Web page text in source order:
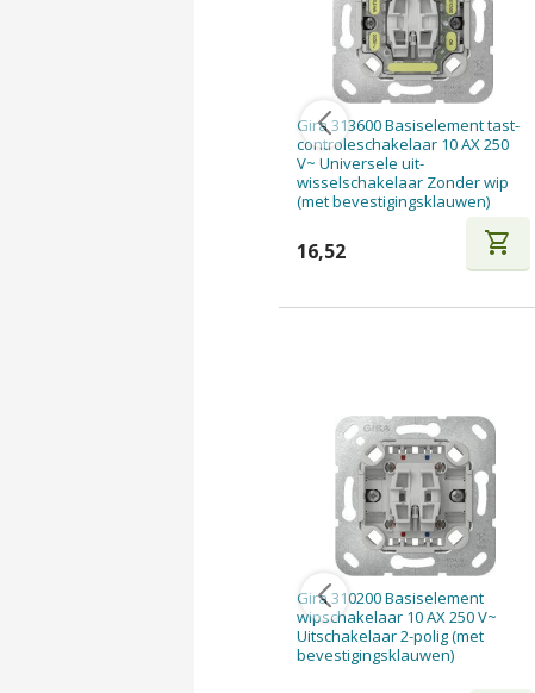
Gira 313600 Basiselement tast-
controleschakelaar 10 AX 250
V~ Universele uit-
wisselschakelaar Zonder wip
(met bevestigingsklauwen)
16,52 shopping_cart
Gira 310200 Basiselement
wipschakelaar 10 AX 250 V~
Uitschakelaar 2-polig (met
bevestigingsklauwen)